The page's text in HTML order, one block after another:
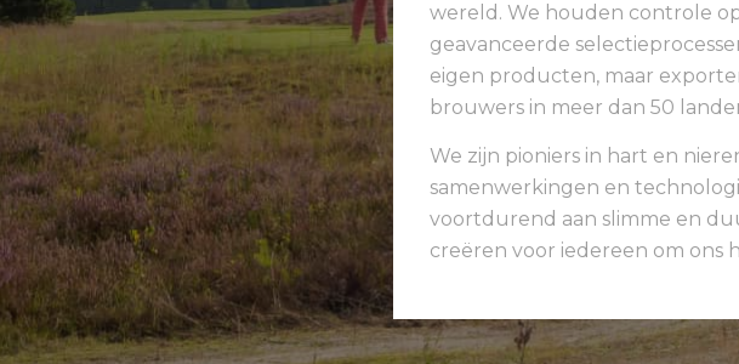
wereld. We houden controle
geavanceerde
eigen producten, maar
brouwers in meer dan 50
We zijn pioniers in hart en
samenwerkingen en
voortdurend aan slimme en
creëren voor iedereen om ons